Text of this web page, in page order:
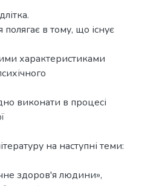
полягає в тому, що існує
характеристиками
виконати в процесі
на наступні теми:
здоров'я людини»,